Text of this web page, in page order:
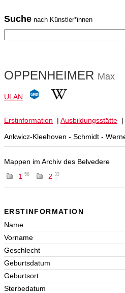
Suche nach Künstler*innen
OPPENHEIMER Max
ULAN
Erstinformation | Ausbildungsstätte |
Ankwicz-Kleehoven - Schmidt -
Mappen im Archiv des Belvedere
1
58 2 33
ERSTINFORMATION
Name
Vorname
Geschlecht
Geburtsdatum
Geburtsort
Sterbedatum